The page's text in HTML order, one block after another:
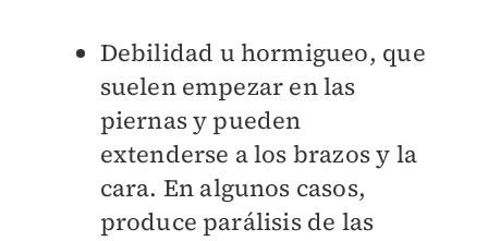
Debilidad u hormigueo, que
suelen empezar en las
piernas y pueden
extenderse a los brazos y la
cara. En algunos casos,
produce parálisis de las